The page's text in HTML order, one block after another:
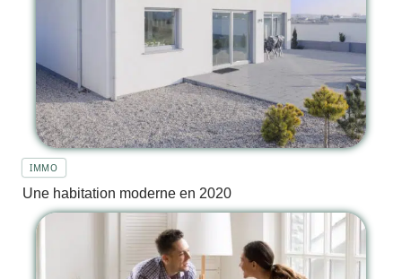
IMMO
Une habitation moderne en 2020